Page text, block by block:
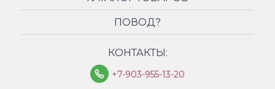
ПОВОД?
КОНТАКТЫ:
+7-903-955-13-20